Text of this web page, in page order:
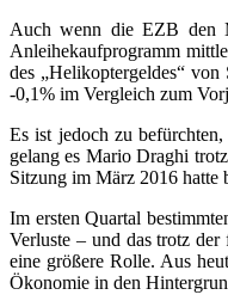
Auch wenn die EZB den
Anleihekaufprogramm
des „Helikoptergeldes“
-0,1% im Vergleich zum
Es ist jedoch zu
gelang es Mario Draghi
Sitzung im März 2016 hatte
Im ersten Quartal
Verluste – und das trotz
eine größere Rolle. Aus
Ökonomie in den